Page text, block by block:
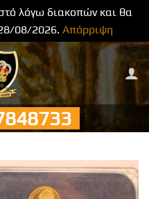
λόγω διακοπών και θα
08/2026. Απόρριψη